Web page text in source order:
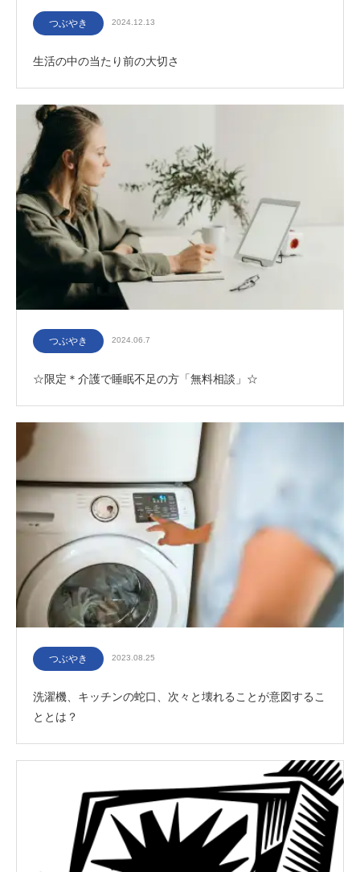
つぶやき 2024.12.13
生活の中の当たり前の大切さ
つぶやき 2024.06.7
☆限定＊介護で睡眠不足の方「無料相談」☆
つぶやき 2023.08.25
洗濯機、キッチンの蛇口、次々と壊れることが意図するこ
ととは？